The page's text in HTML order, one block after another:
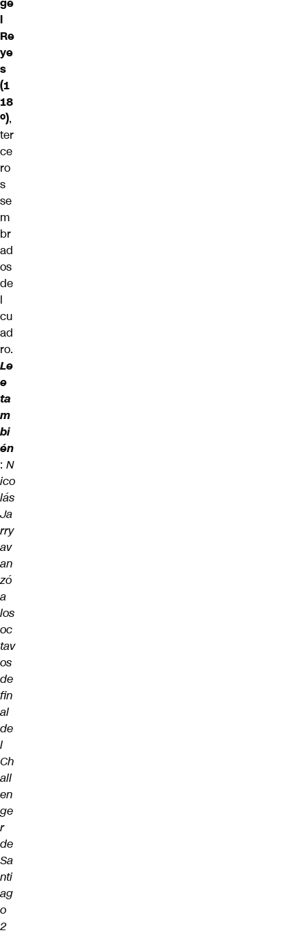
l
Re
ye
s
(1
18
º),
ter
ce
ro
s
se
m
br
ad
os
de
l
cu
ad
ro.
Le
e
ta
m
bi
én
: N
ico
lás
Ja
rry
av
an
zó
a
los
oc
tav
os
de
fin
al
de
l
Ch
all
en
ge
r
de
Sa
nti
ag
o
2